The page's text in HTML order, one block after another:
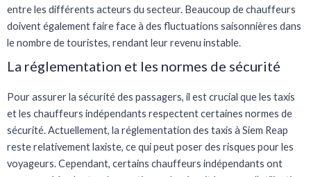
entre les différents acteurs du secteur. Beaucoup de chauffeurs
doivent également faire face à des fluctuations saisonnières dans
le nombre de touristes, rendant leur revenu instable.
La réglementation et les normes de sécurité
Pour assurer la sécurité des passagers, il est crucial que les taxis
et les chauffeurs indépendants respectent certaines normes de
sécurité. Actuellement, la réglementation des taxis à Siem Reap
reste relativement laxiste, ce qui peut poser des risques pour les
voyageurs. Cependant, certains chauffeurs indépendants ont